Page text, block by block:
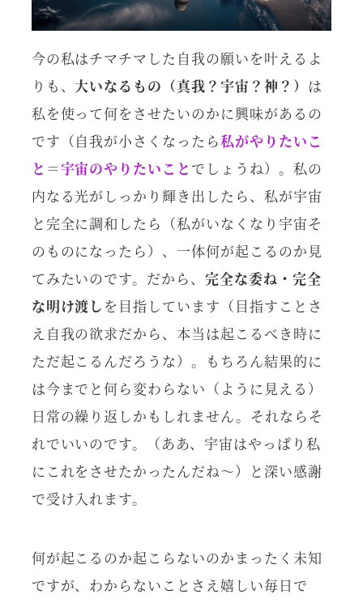
今の私はチマチマした自我の願いを叶えるよ
りも、大いなるもの（真我？宇宙？神？） は
私を使って何をさせたいのかに興味があるの
です（自我が小さくなったら私がやりたいこ
と＝宇宙のやりたいこと でしょうね）。私の
内なる光がしっかり輝き出したら、私が宇宙
と完全に調和したら（私がいなくなり宇宙そ
のものになったら）、一体何が起こるのか見
てみたいのです。だから、完全な委ね・完全
な明け渡し を目指しています（目指すことさ
え自我の欲求だから、本当は起こるべき時に
ただ起こるんだろうな）。もちろん結果的に
は今までと何ら変わらない（ように見える）
日常の繰り返しかもしれません。それならそ
れでいいのです。（ああ、宇宙はやっぱり私
にこれをさせたかったんだね～）と深い感謝
で受け入れます。
何が起こるのか起こらないのかまったく未知
ですが、わからないことさえ嬉しい毎日で